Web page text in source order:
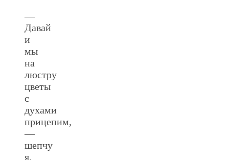
—
Давай
и
мы
на
люстру
цветы
с
духами
прицепим,
—
шепчу
я.